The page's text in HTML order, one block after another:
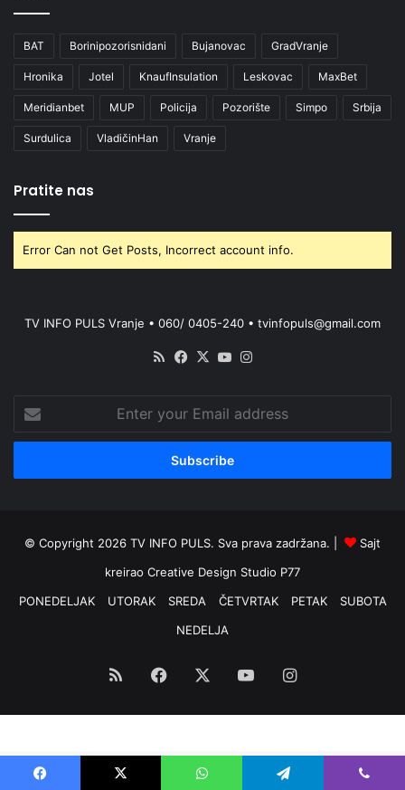
BAT Borinipozorisnidani Bujanovac GradVranje
Hronika Jotel KnaufInsulation Leskovac MaxBet
Meridianbet MUP Policija Pozorište Simpo Srbija
Surdulica VladičinHan Vranje
Pratite nas
Error Can not Get Posts, Incorrect account info.
TV INFO PULS Vranje • 060/ 0405-240 • tvinfopuls@gmail.com
RSS Facebook
X YouTube
your
Email
© Copyright 2026 TV INFO PULS. Sva prava zadržana. |
Sajt
kreirao Creative Design Studio P77
PONEDELJAK
UTORAK SREDA ČETVRTAK PETAK
SUBOTA
NEDELJA
RSS Facebook YouTubeInstagram
Optimized by Seraphinite Accelerator
Turns on site high speed to be attractive for people and search engines.